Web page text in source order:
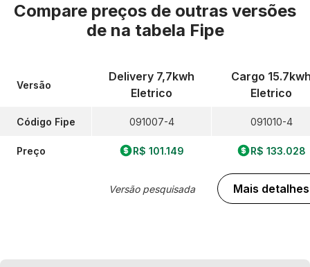
Compare preços de outras versões
de na tabela Fipe
Versão
Código Fipe
Preço
Delivery 7,7kwh
Eletrico
091007-4
R$ 101.149
Versão pesquisada
Cargo
Eletrico
091010-4
R$ 133.028
Mais detalhes